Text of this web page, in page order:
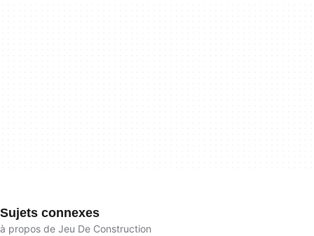
Sujets connexes
à propos de Jeu De Construction